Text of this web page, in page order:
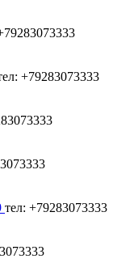
+79283073333
тел: +79283073333